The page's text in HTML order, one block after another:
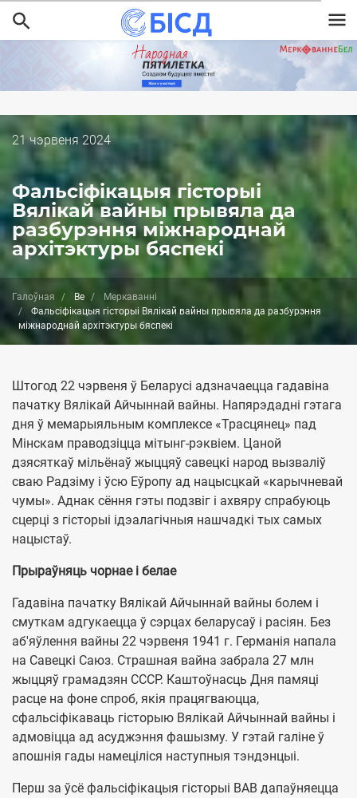
Перайсці
да
асноўнага
змесціва
Дата
публікацыі
21 чэрвеня 2024
Фальсіфікацыя гісторыі
Вялікай вайны прывяла да
разбурэння міжнароднай
архітэктуры бяспекі
Галоўная Be
Меркаванні
Фальсіфікацыя гісторыі Вялікай вайны прывяла да разбурэння
міжнароднай архітэктуры бяспекі
Штогод 22 чэрвеня ў Беларусі адзначаецца гадавіна
пачатку Вялікай Айчыннай вайны. Напярэдадні гэтага
дня ў мемарыяльным комплексе «Трасцянец» пад
Мінскам праводзіцца мітынг-рэквіем. Цаной
дзясяткаў мільёнаў жыццяў савецкі народ вызваліў
сваю Радзіму і ўсю Еўропу ад нацысцкай «карычневай
чумы». Аднак сёння гэты подзвіг і ахвяру спрабуюць
сцерці з гісторыі ідэалагічныя нашчадкі тых самых
нацыстаў.
Прыраўняць чорнае і белае
Гадавіна пачатку Вялікай Айчыннай вайны болем і
смуткам адгукаецца ў сэрцах беларусаў і расіян. Без
аб'яўлення вайны 22 чэрвеня 1941 г. Германія напала
на Савецкі Саюз. Страшная вайна забрала 27 млн
жыццяў грамадзян СССР. Каштоўнасць Дня памяці
расце на фоне спроб, якія працягваюцца,
сфальсіфікаваць гісторыю Вялікай Айчыннай вайны і
адмовіцца ад асуджэння фашызму. У гэтай галіне ў
апошнія гады намеціліся наступныя тэндэнцыі.
Перш за ўсё фальсіфікацыя гісторыі ВАВ дапаўняецца